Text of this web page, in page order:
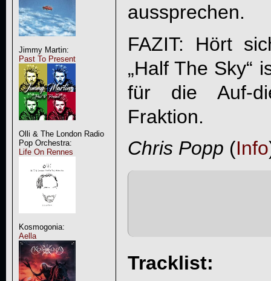
Jimmy Martin:
Past To Present
Olli & The London Radio
Pop Orchestra:
Life On Rennes
Kosmogonia:
Aella
aussprechen.
FAZIT: Hört
„Half The Sky“
für die Auf-
Fraktion.
Chris Popp (Info
Tracklist: